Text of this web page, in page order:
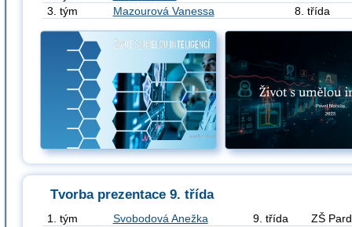
3. tým
Mazourová Vanessa 8. třída
Tvorba prezentace 9. třída
1. tým Svobodová Anežka 9. třída
ZŠ